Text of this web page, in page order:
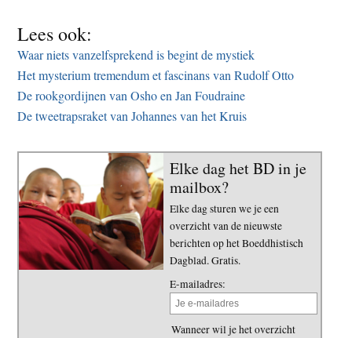
Lees ook:
Waar niets vanzelfsprekend is begint de mystiek
Het mysterium tremendum et fascinans van Rudolf Otto
De rookgordijnen van Osho en Jan Foudraine
De tweetrapsraket van Johannes van het Kruis
Elke dag het BD in je
mailbox?
Elke dag sturen we je een
overzicht van de nieuwste
berichten op het Boeddhistisch
Dagblad. Gratis.
E-mailadres:
Wanneer wil je het overzicht